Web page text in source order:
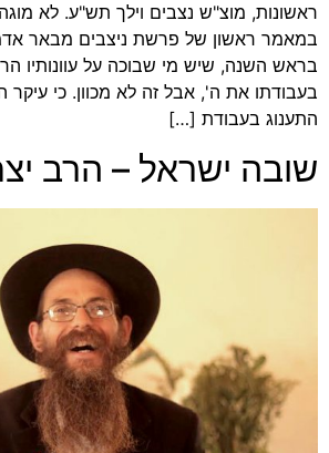
ראשונות, מוצ"ש נצבים וילך תש"ע. לא
במאמר ראשון של פרשת ניצבים מבאר
בראש השנה, שיש מי שבוכה על עוונותיו
בעבודתו את ה', אבל זה לא מכוון. כי עיקר
התענוג בעבודת […]
שובה ישראל – הרב